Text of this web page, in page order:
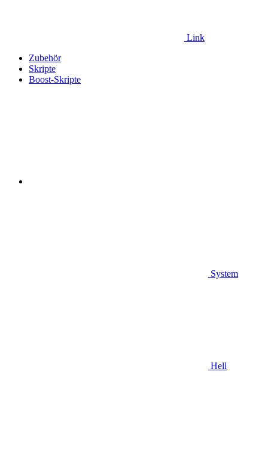
Link
Zubehör
Skripte
Boost-Skripte
System
Hell